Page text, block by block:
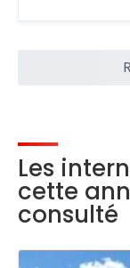
Les
cette
consulté